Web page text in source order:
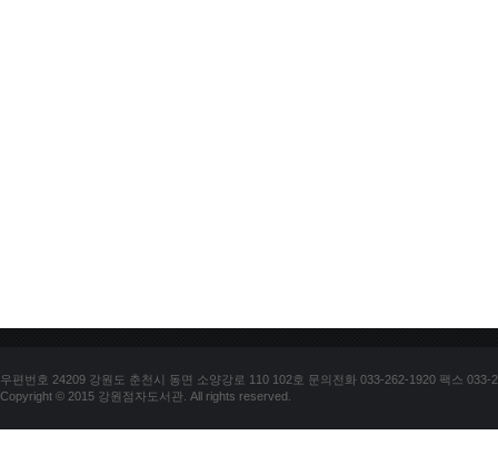
우편번호 24209 강원도 춘천시 동면 소양강로 110 102호 문의전화 033-262-1920 팩스 033-
Copyright © 2015 강원점자도서관. All rights reserved.